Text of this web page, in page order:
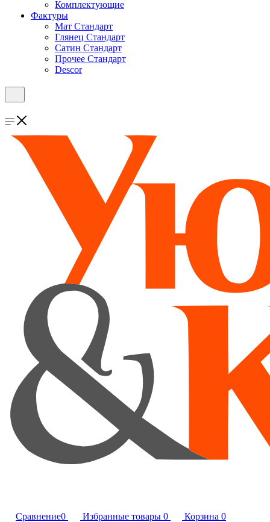
Комплектующие
Фактуры
Мат Стандарт
Глянец Стандарт
Сатин Стандарт
Прочее Стандарт
Descor
Сравнение0 Избранные товары 0 Корзина 0